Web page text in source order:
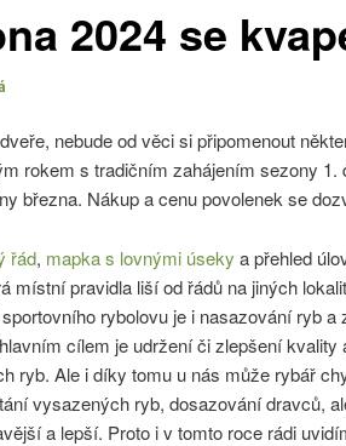
2024 se
nebude od věci si připomenout
rokem s tradičním zahájením sezony
března. Nákup a cenu povolenek se
řád, mapka s lovnými úseky a přehled
místní pravidla liší od řádů na jiných
rybolovu je i nasazování ryb
cílem je udržení či zlepšení
ryb. Ale i díky tomu u nás může rybář
vysazených ryb, dosazování dravců,
a lepší. Proto i v tomto roce rádi